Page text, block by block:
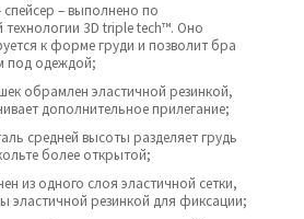
– выполнено по
технологии 3D triple tech™. Оно
к форме груди и позволит бра
под одеждой;
обрамлен эластичной резинкой,
дополнительное прилегание;
средней высоты разделяет грудь
более открытой;
из одного слоя эластичной сетки,
эластичной резинкой для фиксации;